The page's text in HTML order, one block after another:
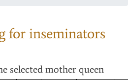
for inseminators
selected mother queen